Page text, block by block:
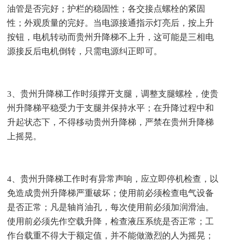
油管是否完好；护栏的稳固性；各交接点螺栓的紧固
性；外观质量的完好。当电源接通指示灯亮后，按上升
按钮，电机转动而贵州升降梯不上升，这可能是三相电
源接反后电机倒转，只需电源纠正即可。
3、贵州升降梯工作时须撑开支腿，调整支腿螺栓，使贵
州升降梯平稳受力于支腿并保持水平；在升降过程中和
升起状态下，不得移动贵州升降梯，严禁在贵州升降梯
上摇晃。
4、贵州升降梯工作时有异常声响，应立即停机检查，以
免造成贵州升降梯严重破坏；使用前必须检查电气设备
是否正常；凡是轴肖油孔，每次使用前必须加润滑油。
使用前必须先作空载升降，检查液压系统是否正常；工
作台载重不得大于额定值，并不能做激烈的人为摇晃；